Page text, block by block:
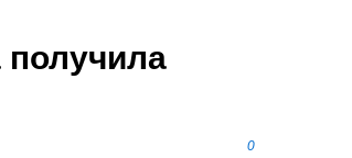
получила
0